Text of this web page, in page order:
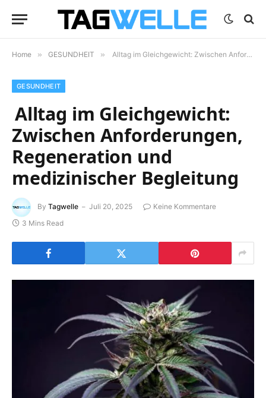
Home » GESUNDHEIT » Alltag im Gleichgewicht: Zwischen Anforderungen, Regeneration und medizinischer Begleitung
GESUNDHEIT
Alltag im Gleichgewicht:
Zwischen Anforderungen,
Regeneration und
medizinischer Begleitung
By Tagwelle Juli 20, 2025
Keine Kommentare
3 Mins Read